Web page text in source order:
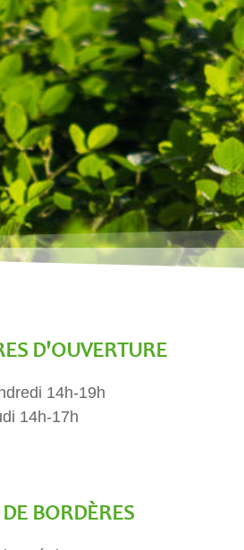
D'OUVERTURE
14h-19h
14h-17h
BORDÈRES